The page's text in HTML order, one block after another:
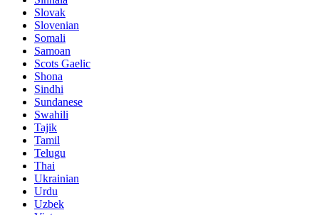
Slovak
Slovenian
Somali
Samoan
Scots Gaelic
Shona
Sindhi
Sundanese
Swahili
Tajik
Tamil
Telugu
Thai
Ukrainian
Urdu
Uzbek